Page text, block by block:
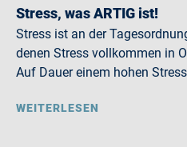
Stress, was ARTIG ist!
Stress ist an der
denen Stress vollkommen in
Auf Dauer einem hohen
WEITERLESEN